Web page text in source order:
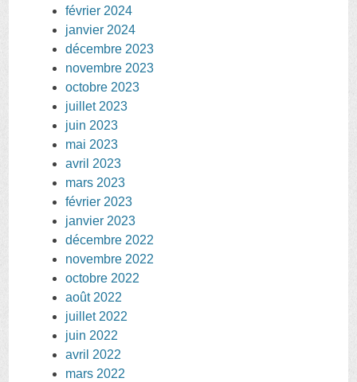
février 2024
janvier 2024
décembre 2023
novembre 2023
octobre 2023
juillet 2023
juin 2023
mai 2023
avril 2023
mars 2023
février 2023
janvier 2023
décembre 2022
novembre 2022
octobre 2022
août 2022
juillet 2022
juin 2022
avril 2022
mars 2022